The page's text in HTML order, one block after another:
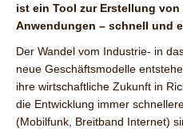
ist ein Tool zur Erstellung
Anwendungen – schnell und
Der Wandel vom Industrie- in
neue Geschäftsmodelle
ihre wirtschaftliche Zukunft in
die Entwicklung immer
(Mobilfunk, Breitband Internet)